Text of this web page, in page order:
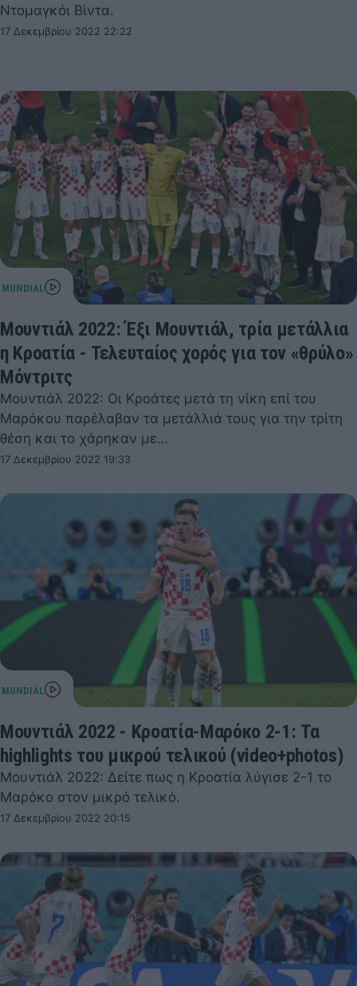
Ντομαγκόι Βίντα.
17 Δεκεμβρίου 2022 22:22
Μουντιάλ 2022: Έξι Μουντιάλ, τρία μετάλλια
η Κροατία - Τελευταίος χορός για τον «θρύλο»
Μόντριτς
Μουντιάλ 2022: Οι Κροάτες μετά τη νίκη επί του
Μαρόκου παρέλαβαν τα μετάλλιά τους για την τρίτη
θέση και το χάρηκαν με…
17 Δεκεμβρίου 2022 19:33
Μουντιάλ 2022 - Κροατία-Μαρόκο 2-1: Τα
highlights του μικρού τελικού (video+photos)
Μουντιάλ 2022: Δείτε πως η Κροατία λύγισε 2-1 το
Μαρόκο στον μικρό τελικό.
17 Δεκεμβρίου 2022 20:15